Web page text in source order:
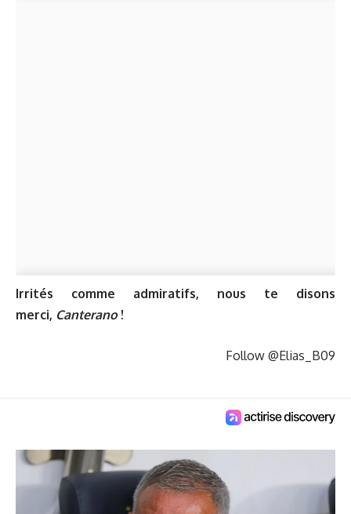
Irrités comme admiratifs, nous te disons
merci, Canterano!
Follow @Elias_B09